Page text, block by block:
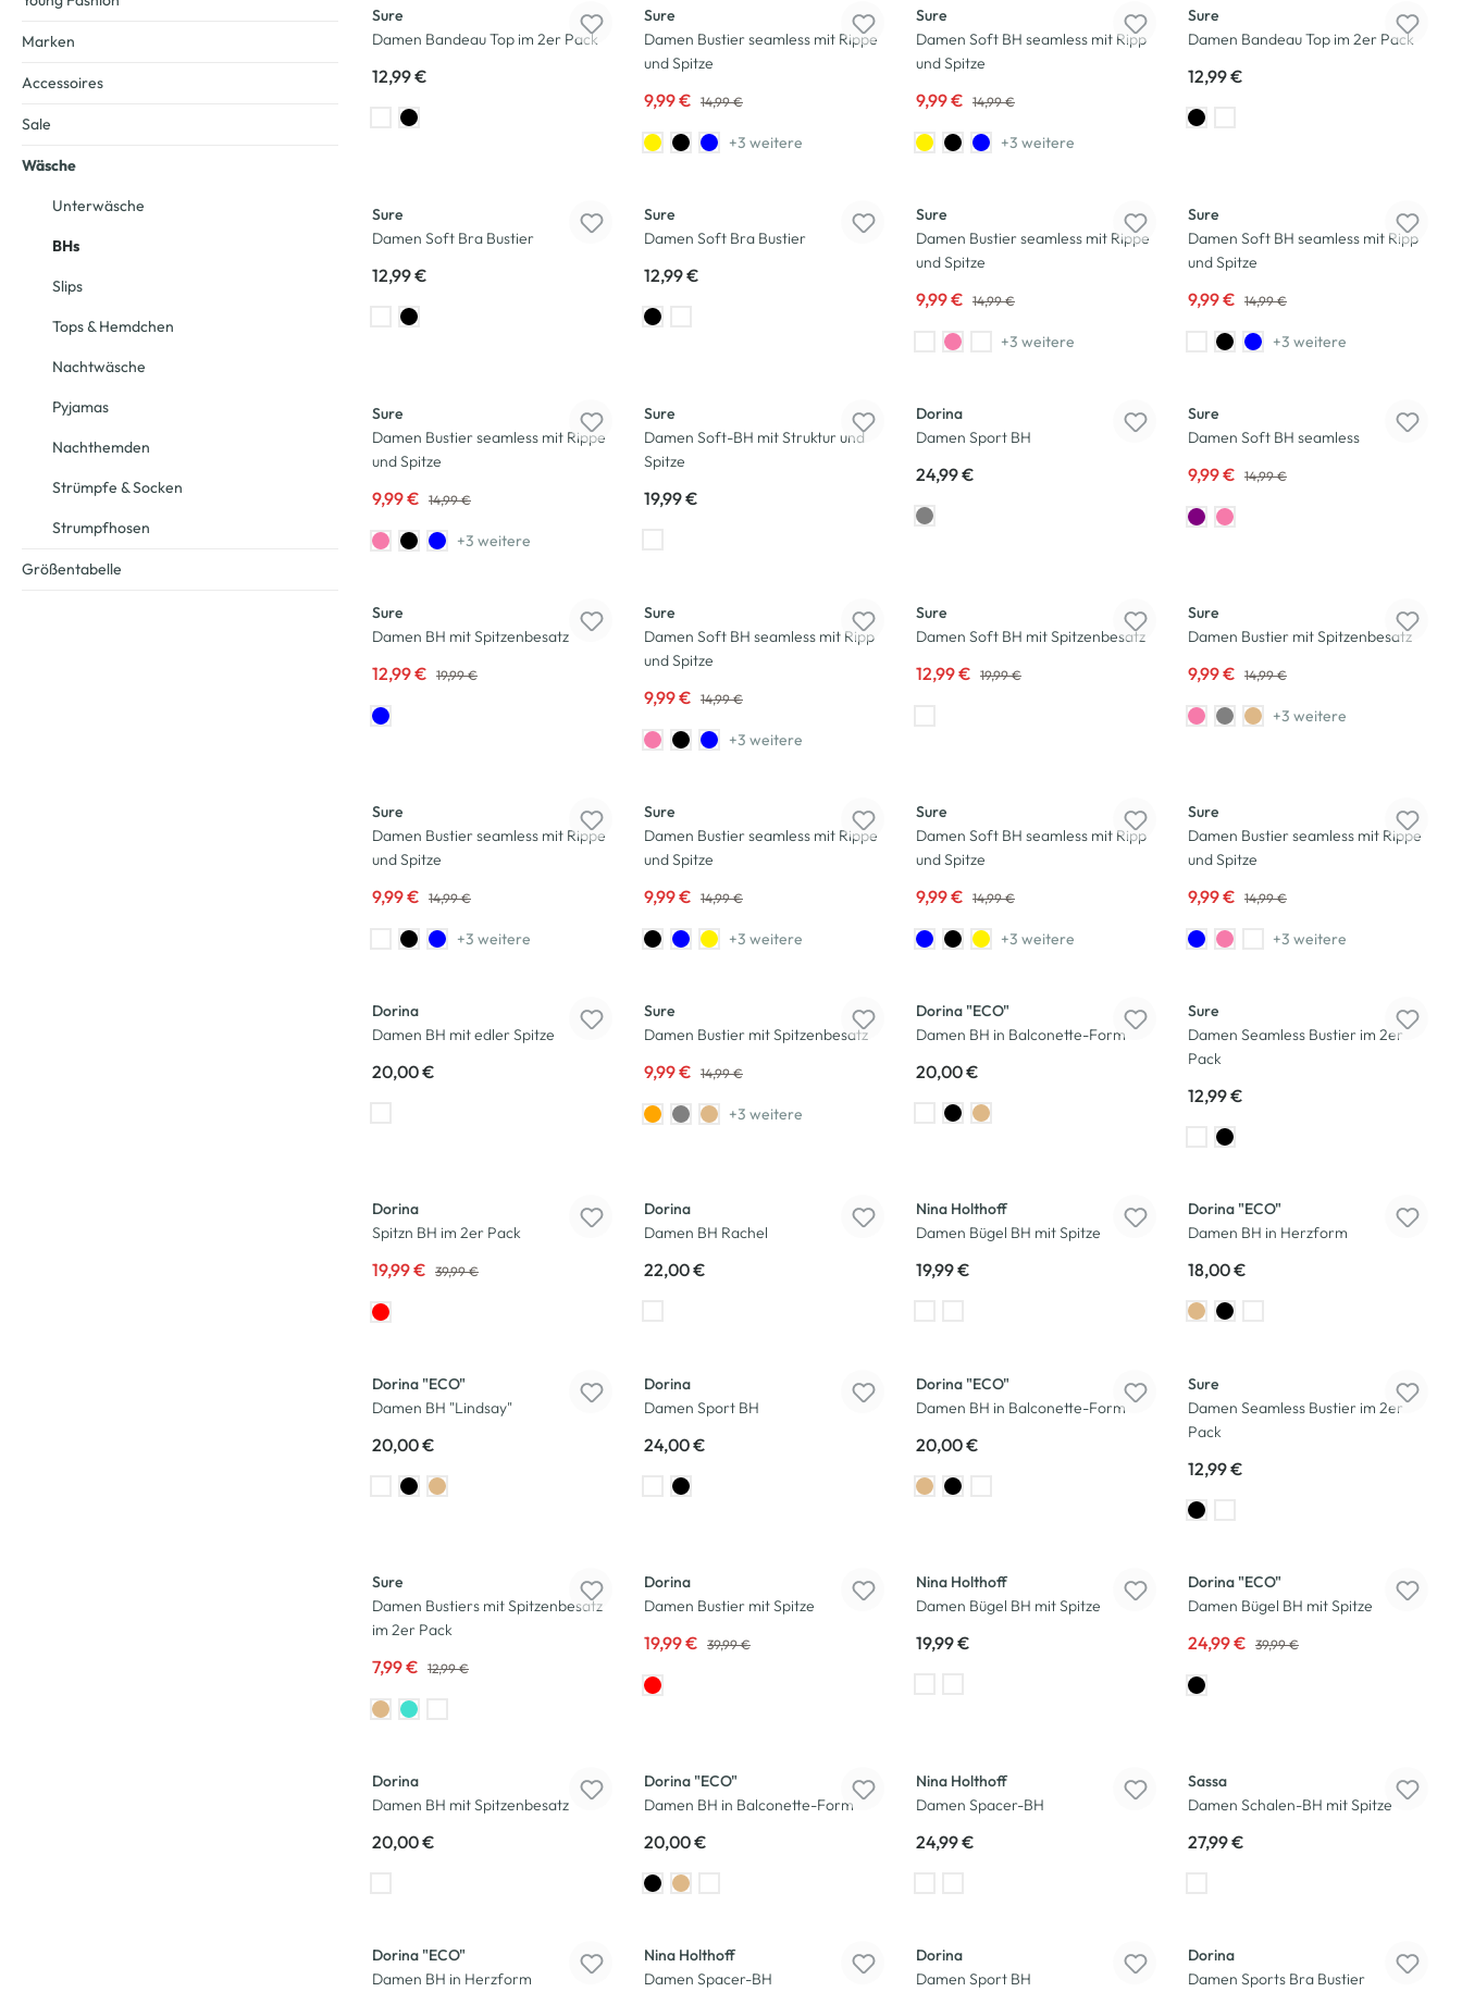
Sure
Damen Bandeau Top im 2er Pack
12,99 €
Sure
Damen Bustier seamless mit Rippe
und Spitze
9,99 € 14,99 €
+3 weitere
Sure
Damen Soft BH seamless mit Ripp
und Spitze
9,99 € 14,99 €
+3 weitere
Sure
Damen Bandeau Top im 2er Pack
12,99 €
Sure
Damen Soft Bra Bustier
12,99 €
Sure
Damen Soft Bra Bustier
12,99 €
Sure
Damen Bustier seamless mit Rippe
und Spitze
9,99 € 14,99 €
+3 weitere
Sure
Damen Soft BH seamless mit Ripp
und Spitze
9,99 € 14,99 €
+3 weitere
Sure
Damen Bustier seamless mit Rippe
und Spitze
9,99 € 14,99 €
+3 weitere
Sure
Damen Soft-BH mit Struktur und
Spitze
19,99 €
Dorina
Damen Sport BH
24,99 €
Sure
Damen Soft BH seamless
9,99 € 14,99 €
Sure
Damen BH mit Spitzenbesatz
12,99 € 19,99 €
Sure
Damen Soft BH seamless mit Ripp
und Spitze
9,99 € 14,99 €
+3 weitere
Sure
Damen Soft BH mit Spitzenbesatz
12,99 € 19,99 €
Sure
Damen Bustier mit Spitzenbesatz
9,99 € 14,99 €
+3 weitere
Sure
Damen Bustier seamless mit Rippe
und Spitze
9,99 € 14,99 €
+3 weitere
Sure
Damen Bustier seamless mit Rippe
und Spitze
9,99 € 14,99 €
+3 weitere
Sure
Damen Soft BH seamless mit Ripp
und Spitze
9,99 € 14,99 €
+3 weitere
Sure
Damen Bustier seamless mit Rippe
und Spitze
9,99 € 14,99 €
+3 weitere
Dorina
Damen BH mit edler Spitze
20,00 €
Sure
Damen Bustier mit Spitzenbesatz
9,99 € 14,99 €
+3 weitere
Dorina "ECO"
Damen BH in Balconette-Form
20,00 €
Sure
Damen Seamless Bustier im 2er
Pack
12,99 €
Dorina
Spitzn BH im 2er Pack
19,99 € 39,99 €
Dorina
Damen BH Rachel
22,00 €
Nina Holthoff
Damen Bügel BH mit Spitze
19,99 €
Dorina "ECO"
Damen BH in Herzform
18,00 €
Dorina "ECO"
Damen BH "Lindsay"
20,00 €
Dorina
Damen Sport BH
24,00 €
Dorina "ECO"
Damen BH in Balconette-Form
20,00 €
Sure
Damen Seamless Bustier im 2er
Pack
12,99 €
Sure
Damen Bustiers mit Spitzenbesatz
im 2er Pack
7,99 € 12,99 €
Dorina
Damen Bustier mit Spitze
19,99 € 39,99 €
Nina Holthoff
Damen Bügel BH mit Spitze
19,99 €
Dorina "ECO"
Damen Bügel BH mit Spitze
24,99 € 39,99 €
Dorina
Damen BH mit Spitzenbesatz
20,00 €
Dorina "ECO"
Damen BH in Balconette-Form
20,00 €
Nina Holthoff
Damen Spacer-BH
24,99 €
Sassa
Damen Schalen-BH mit Spitze
27,99 €
Dorina "ECO"
Damen BH in Herzform
Nina Holthoff
Damen Spacer-BH
Dorina
Damen Sport BH
Dorina
Damen Sports Bra Bustier
Marken
Accessoires
Sale
Wäsche
Unterwäsche
BHs
Slips
Tops & Hemdchen
Nachtwäsche
Pyjamas
Nachthemden
Strümpfe & Socken
Strumpfhosen
Größentabelle